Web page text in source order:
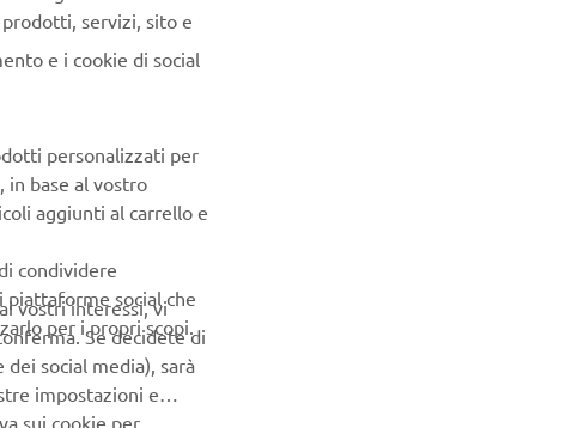
efficient ways
the more
servizi, sito e
e i cookie di social
personalizzati per
base al vostro
aggiunti al carrello e
condividere
social che
per i propri scopi.
vostri interessi, vi
Se decidete di
social media), sarà
impostazioni e
sui cookie per